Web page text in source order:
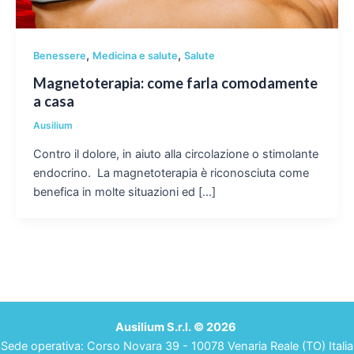
Benessere, Medicina e salute, Salute
Magnetoterapia: come farla comodamente
a casa
Ausilium
Contro il dolore, in aiuto alla circolazione o stimolante
endocrino. La magnetoterapia è riconosciuta come
benefica in molte situazioni ed […]
Ausilium S.r.l. © 2026
Sede operativa: Corso Novara 39 - 10078 Venaria Reale (TO) Italia